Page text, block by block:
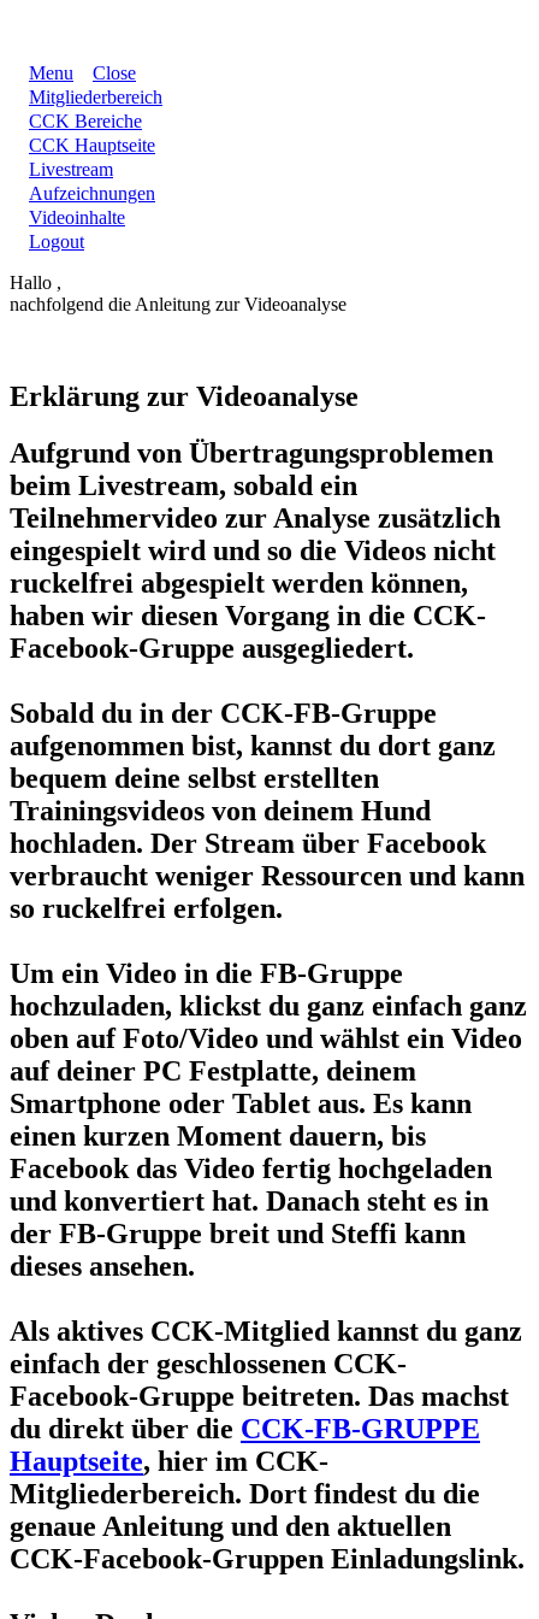
Menu
Close
Mitgliederbereich
CCK Bereiche
CCK Hauptseite
Livestream
Aufzeichnungen
Videoinhalte
Logout
Hallo ,
nachfolgend die Anleitung zur Videoanalyse
Erklärung zur Videoanalyse
Aufgrund von Übertragungsproblemen
beim Livestream, sobald ein
Teilnehmervideo zur Analyse zusätzlich
eingespielt wird und so die Videos nicht
ruckelfrei abgespielt werden können,
haben wir diesen Vorgang in die CCK-
Facebook-Gruppe ausgegliedert.
Sobald du in der CCK-FB-Gruppe
aufgenommen bist, kannst du dort ganz
bequem deine selbst erstellten
Trainingsvideos von deinem Hund
hochladen. Der Stream über Facebook
verbraucht weniger Ressourcen und kann
so ruckelfrei erfolgen.
Um ein Video in die FB-Gruppe
hochzuladen, klickst du ganz einfach ganz
oben auf Foto/Video und wählst ein Video
auf deiner PC Festplatte, deinem
Smartphone oder Tablet aus. Es kann
einen kurzen Moment dauern, bis
Facebook das Video fertig hochgeladen
und konvertiert hat. Danach steht es in
der FB-Gruppe breit und Steffi kann
dieses ansehen.
Als aktives CCK-Mitglied kannst du ganz
einfach der geschlossenen CCK-
Facebook-Gruppe beitreten. Das machst
du direkt über die CCK-FB-GRUPPE
Hauptseite, hier im CCK-
Mitgliederbereich. Dort findest du die
genaue Anleitung und den aktuellen
CCK-Facebook-Gruppen Einladungslink.